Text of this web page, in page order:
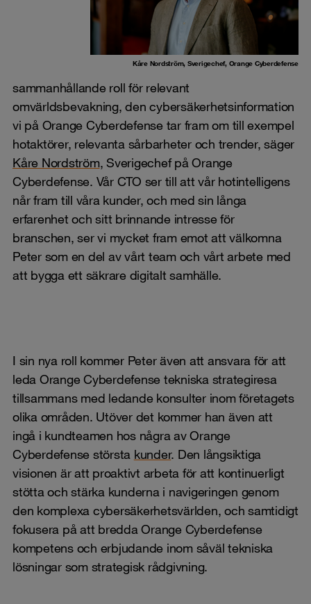
Kåre Nordström, Sverigechef, Orange Cyberdefense
sammanhållande roll för relevant
omvärldsbevakning, den cybersäkerhetsinformation
vi på Orange Cyberdefense tar fram om till exempel
hotaktörer, relevanta sårbarheter och trender, säger
Kåre Nordström, Sverigechef på Orange
Cyberdefense. Vår CTO ser till att vår hotintelligens
når fram till våra kunder, och med sin långa
erfarenhet och sitt brinnande intresse för
branschen, ser vi mycket fram emot att välkomna
Peter som en del av vårt team och vårt arbete med
att bygga ett säkrare digitalt samhälle.
I sin nya roll kommer Peter även att ansvara för att
leda Orange Cyberdefense tekniska strategiresa
tillsammans med ledande konsulter inom företagets
olika områden. Utöver det kommer han även att
ingå i kundteamen hos några av Orange
Cyberdefense största kunder. Den långsiktiga
visionen är att proaktivt arbeta för att kontinuerligt
stötta och stärka kunderna i navigeringen genom
den komplexa cybersäkerhetsvärlden, och samtidigt
fokusera på att bredda Orange Cyberdefense
kompetens och erbjudande inom såväl tekniska
lösningar som strategisk rådgivning.